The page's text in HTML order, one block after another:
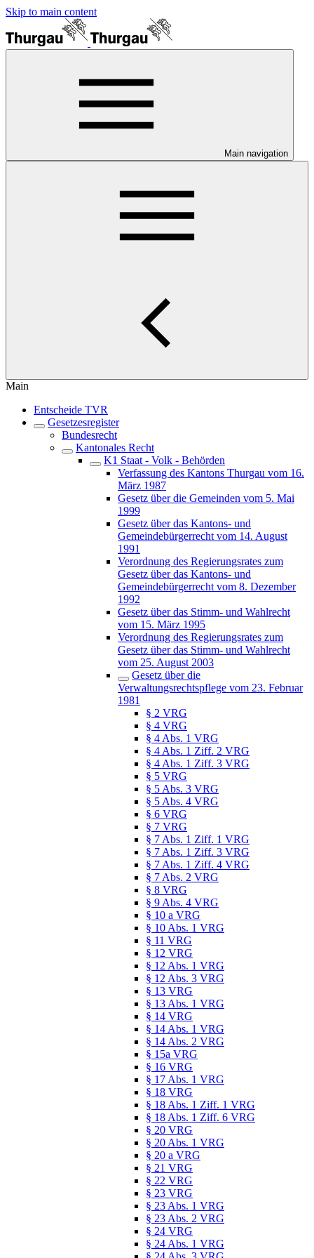
Skip to main content
Main navigation
Main
Entscheide TVR
Gesetzesregister
Bundesrecht
Kantonales Recht
K1 Staat - Volk - Behörden
Verfassung des Kantons Thurgau vom 16.
März 1987
Gesetz über die Gemeinden vom 5. Mai
1999
Gesetz über das Kantons- und
Gemeindebürgerrecht vom 14. August
1991
Verordnung des Regierungsrates zum
Gesetz über das Kantons- und
Gemeindebürgerrecht vom 8. Dezember
1992
Gesetz über das Stimm- und Wahlrecht
vom 15. März 1995
Verordnung des Regierungsrates zum
Gesetz über das Stimm- und Wahlrecht
vom 25. August 2003
Gesetz über die
Verwaltungsrechtspflege vom 23. Februar
1981
§ 2 VRG
§ 4 VRG
§ 4 Abs. 1 VRG
§ 4 Abs. 1 Ziff. 2 VRG
§ 4 Abs. 1 Ziff. 3 VRG
§ 5 VRG
§ 5 Abs. 3 VRG
§ 5 Abs. 4 VRG
§ 6 VRG
§ 7 VRG
§ 7 Abs. 1 Ziff. 1 VRG
§ 7 Abs. 1 Ziff. 3 VRG
§ 7 Abs. 1 Ziff. 4 VRG
§ 7 Abs. 2 VRG
§ 8 VRG
§ 9 Abs. 4 VRG
§ 10 a VRG
§ 10 Abs. 1 VRG
§ 11 VRG
§ 12 VRG
§ 12 Abs. 1 VRG
§ 12 Abs. 3 VRG
§ 13 VRG
§ 13 Abs. 1 VRG
§ 14 VRG
§ 14 Abs. 1 VRG
§ 14 Abs. 2 VRG
§ 15a VRG
§ 16 VRG
§ 17 Abs. 1 VRG
§ 18 VRG
§ 18 Abs. 1 Ziff. 1 VRG
§ 18 Abs. 1 Ziff. 6 VRG
§ 20 VRG
§ 20 Abs. 1 VRG
§ 20 a VRG
§ 21 VRG
§ 22 VRG
§ 23 VRG
§ 23 Abs. 1 VRG
§ 23 Abs. 2 VRG
§ 24 VRG
§ 24 Abs. 1 VRG